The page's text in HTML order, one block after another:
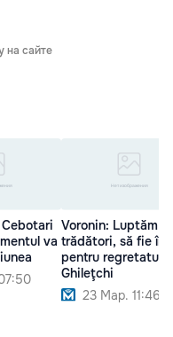
на сайте
va
Voronin: Luptăm
trădători, să fie
pentru regretatul
Ghileţchi
23 Мар. 11:46